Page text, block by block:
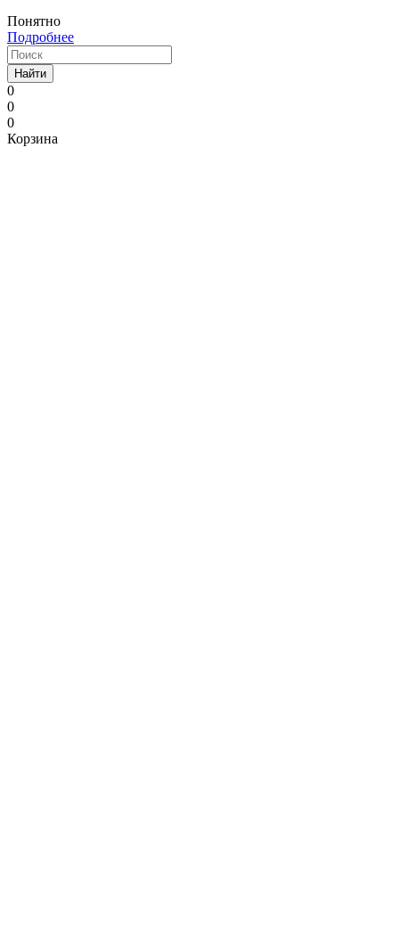
Понятно
Подробнее
Найти
0
0
0
Корзина